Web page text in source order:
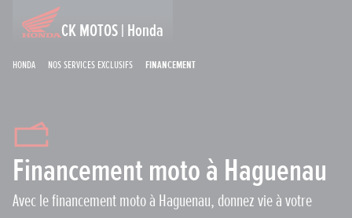
CK MOTOS | Honda
Honda Nos services exclusifs Financement
Financement moto à Haguenau
Avec le financement moto à Haguenau, donnez vie à votre